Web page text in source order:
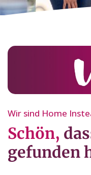
Wir sind Home
Schön,
gefunden